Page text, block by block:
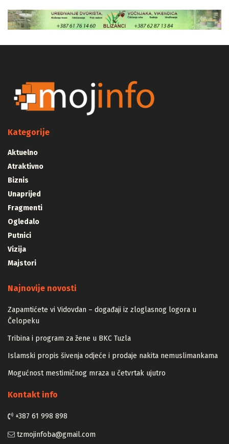
Kategorije
Aktuelno
Atraktivno
Biznis
Unaprijed
Fragmenti
Ogledalo
Putnici
Vizija
Majstori
Najnovije novosti
Zapamtićete vi Vidovdan – događaji iz zloglasnog logora u
Čelopeku
Tribina i program za žene u BKC Tuzla
Islamski propis šivenja odjeće i prodaje nakita nemuslimankama
Mogućnost mestimičnog mraza u četvrtak ujutro
Kontakt info
+387 61 998 898
tzmojinfoba@gmail.com